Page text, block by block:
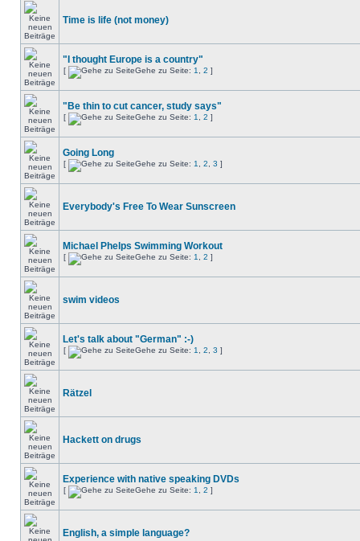
Time is life (not money)
"I thought Europe is a country"
[ Gehe zu Seite: 1 2 ]
"Be thin to cut cancer, study says"
[ Gehe zu Seite: 1 2 ]
Going Long
[ Gehe zu Seite: 1 2 3 ]
Everybody's Free To Wear Sunscreen
Michael Phelps Swimming Workout
[ Gehe zu Seite: 1 2 ]
swim videos
Let's talk about "German" :-)
[ Gehe zu Seite: 1 2 3 ]
Rätzel
Hackett on drugs
Experience with native speaking DVDs
[ Gehe zu Seite: 1 2 ]
English, a simple language?